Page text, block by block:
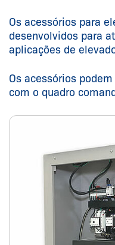
Os acessórios para
desenvolvidos para
aplicações de
Os acessórios
com o quadro